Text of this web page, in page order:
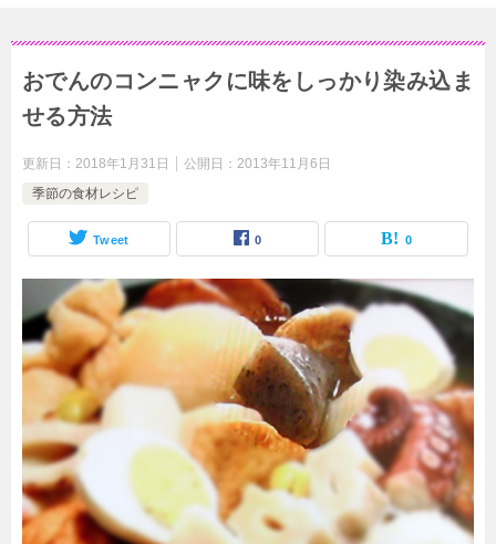
おでんのコンニャクに味をしっかり染み込ま
せる方法
更新日： 2018年1月31日 公開日： 2013年11月6日
季節の食材レシピ
Tweet 0 0